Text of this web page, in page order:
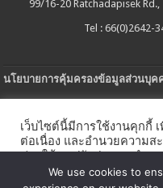
99/16-20 Ratchadapisek
Tel : 66(0)2642-
นโยบายการคุ้มครองข้อมูลส่วนบุค
นโยบายการใช้คกกี้
เว็บไซต์นี้มีการใช้งานคุกกี้
ต่อเนื่อง และอำนวยความส
ช่วยให้เราปรับปรุงการนำเ
ของท่าน โดยสามารถศึกษ
คุกกี้
We use cookies to